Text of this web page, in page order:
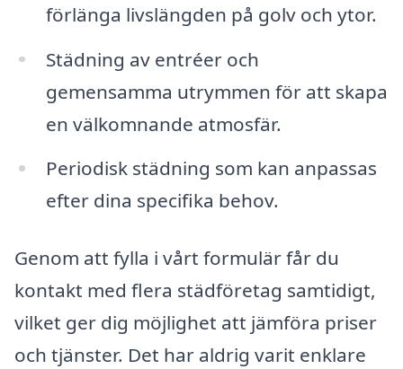
förlänga livslängden på golv och ytor.
Städning av entréer och
gemensamma utrymmen för att skapa
en välkomnande atmosfär.
Periodisk städning som kan anpassas
efter dina specifika behov.
Genom att fylla i vårt formulär får du
kontakt med flera städföretag samtidigt,
vilket ger dig möjlighet att jämföra priser
och tjänster. Det har aldrig varit enklare